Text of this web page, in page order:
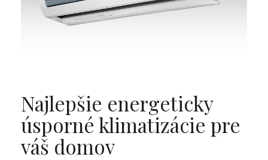
Najlepšie energeticky
úsporné klimatizácie pre
váš domov